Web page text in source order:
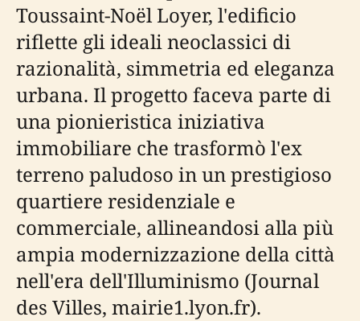
Toussaint-Noël Loyer, l'edificio
riflette gli ideali neoclassici di
razionalità, simmetria ed eleganza
urbana. Il progetto faceva parte di
una pionieristica iniziativa
immobiliare che trasformò l'ex
terreno paludoso in un prestigioso
quartiere residenziale e
commerciale, allineandosi alla più
ampia modernizzazione della città
nell'era dell'Illuminismo (Journal
des Villes, mairie1.lyon.fr).